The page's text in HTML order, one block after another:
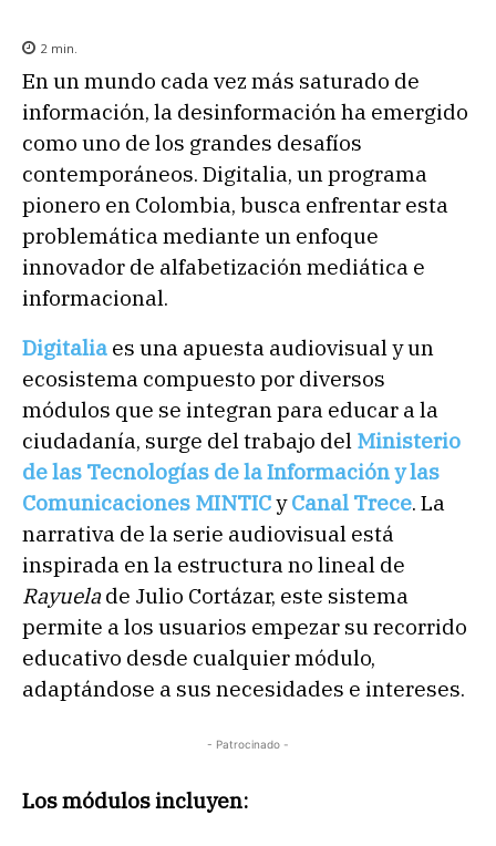
2 min.
En un mundo cada vez más saturado de
información, la desinformación ha emergido
como uno de los grandes desafíos
contemporáneos. Digitalia, un programa
pionero en Colombia, busca enfrentar esta
problemática mediante un enfoque
innovador de alfabetización mediática e
informacional.
Digitalia es una apuesta audiovisual y un
ecosistema compuesto por diversos
módulos que se integran para educar a la
ciudadanía, surge del trabajo del Ministerio
de las Tecnologías de la Información y las
Comunicaciones MINTICyCanal Trece. La
narrativa de la serie audiovisual está
inspirada en la estructura no lineal de
Rayuelade Julio Cortázar, este sistema
permite a los usuarios empezar su recorrido
educativo desde cualquier módulo,
adaptándose a sus necesidades e intereses.
- Patrocinado -
Los módulos incluyen: